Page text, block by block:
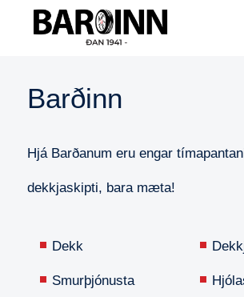
Barðinn
Hjá Barðanum eru engar
dekkjaskipti, bara mæta!
Dekk
Smurþjónusta